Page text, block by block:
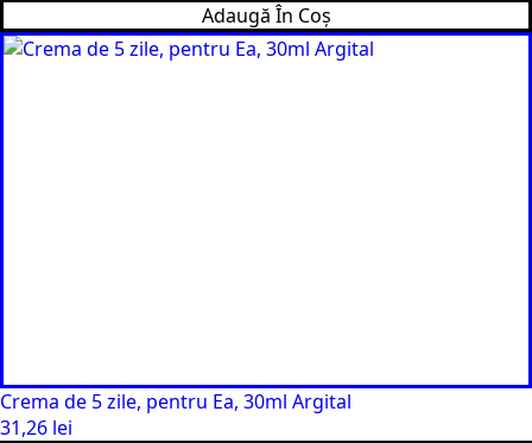
Adaugă În Coș
Crema de 5 zile, pentru Ea, 30ml Argital
31,26 lei